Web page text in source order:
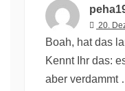
20.
Boah, hat das
Kennt Ihr das:
aber verdammt